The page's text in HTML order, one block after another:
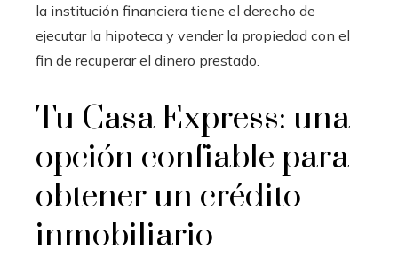
la institución financiera tiene el derecho de
ejecutar la hipoteca y vender la propiedad con el
fin de recuperar el dinero prestado.
Tu Casa Express: una
opción confiable para
obtener un crédito
inmobiliario